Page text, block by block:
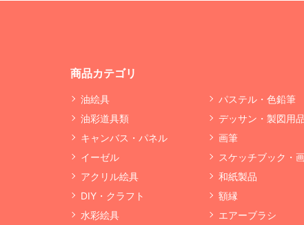
商品カテゴリ
油絵具
油彩道具類
キャンバス・パネル
イーゼル
アクリル絵具
DIY・クラフト
水彩絵具
パステル・色鉛筆
デッサン・製図用
画筆
スケッチブック・
和紙製品
額縁
エアーブラシ